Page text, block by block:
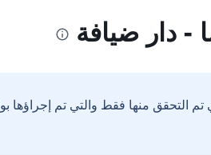
- دار ضيافة
التحقق منها فقط والتي تم